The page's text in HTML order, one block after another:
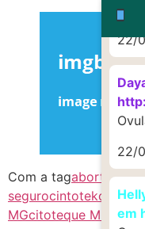
Com a tagaborto
segurocintotekcitotec
MGcitoteque MG
22/
22/
em